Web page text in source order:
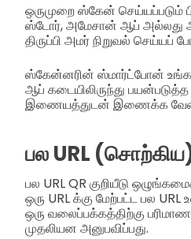
ஒருமுறை ஸ்கேன் செய்யப்படும்
ஸ்டோர், அமேசான் ஆப் அல்லது
திருப்பி அமர் நிறுவல் செய்யப்
ஸ்கேன்னரின் ஸ்மார்ட்போன் உங்கள்
ஆப் கடையிலிருந்து
இணையத்துடன் இணைக்க
பல URL
பல URL QR குறியீடு
ஒரு URL க்கு மேற்பட்ட பல
ஒரு வலைப்பக்கத்திற்கு
முதலியன அனுபவிப்பது.